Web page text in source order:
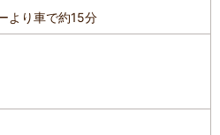
ス、チョコソース、はちみつをお好
用のイチゴはゆで卵くらいの大きさ
を選んでいたのでスライサーで切り
てもらえません）
のですが、案内を聞いたものの疑心
いません。
より車で約15分